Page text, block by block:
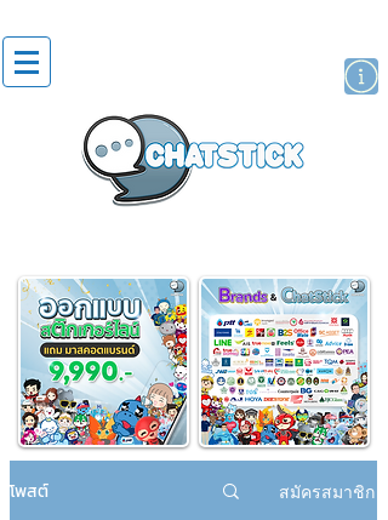
โพสต์ สมัครสมาชิก